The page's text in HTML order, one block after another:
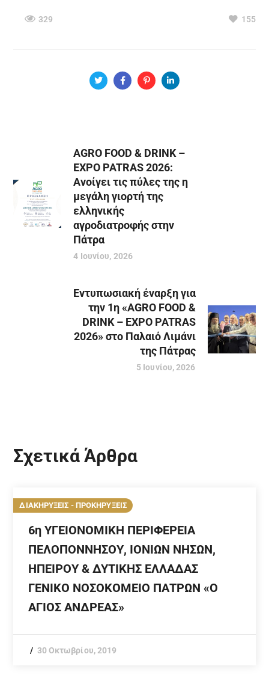
329 155
AGRO FOOD & DRINK –
EXPO PATRAS 2026:
Ανοίγει τις πύλες της η
μεγάλη γιορτή της
ελληνικής
αγροδιατροφής στην
Πάτρα
4 Ιουνίου, 2026
Εντυπωσιακή έναρξη για
την 1η «AGRO FOOD &
DRINK – EXPO PATRAS
2026» στο Παλαιό Λιμάνι
της Πάτρας
5 Ιουνίου, 2026
Σχετικά Άρθρα
ΔΙΑΚΗΡΥΞΕΙΣ - ΠΡΟΚΗΡΥΞΕΙΣ
6η ΥΓΕΙΟΝΟΜΙΚΗ ΠΕΡΙΦΕΡΕΙΑ
ΠΕΛΟΠΟΝΝΗΣΟΥ, ΙΟΝΙΩΝ ΝΗΣΩΝ,
ΗΠΕΙΡΟΥ & ΔΥΤΙΚΗΣ ΕΛΛΑΔΑΣ
ΓΕΝΙΚΟ ΝΟΣΟΚΟΜΕΙΟ ΠΑΤΡΩΝ «Ο
ΑΓΙΟΣ ΑΝΔΡΕΑΣ»
30 Οκτωβρίου, 2019